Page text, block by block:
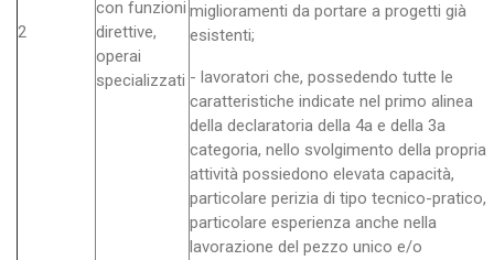
2
con funzioni
direttive,
operai
specializzati
miglioramenti da portare a progetti già
esistenti;
- lavoratori che, possedendo tutte le
caratteristiche indicate nel primo alinea
della declaratoria della 4a e della 3a
categoria, nello svolgimento della propria
attività possiedono elevata capacità,
particolare perizia di tipo tecnico-pratico,
particolare esperienza anche nella
lavorazione del pezzo unico e/o